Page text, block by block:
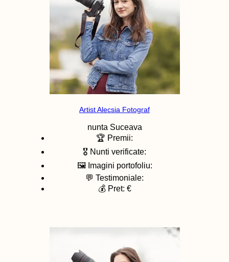
Artist Alecsia Fotograf
nunta Suceava
🏆 Premii:
🎖️ Nunti verificate:
🖼️ Imagini portofoliu:
💬 Testimoniale:
💰 Pret: €